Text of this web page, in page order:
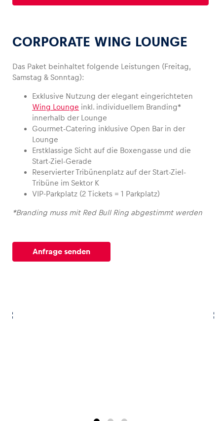
Alle anzeigen
Glossar
CORPORATE WING LOUNGE
Das Paket beinhaltet folgende Leistungen (Freitag,
Samstag & Sonntag):
Exklusive Nutzung der elegant eingerichteten
Wing Lounge inkl. individuellem Branding*
innerhalb der Lounge
Gourmet-Catering inklusive Open Bar in der
Lounge
Erstklassige Sicht auf die Boxengasse und die
Start-Ziel-Gerade
Reservierter Tribünenplatz auf der Start-Ziel-
Tribüne im Sektor K
VIP-Parkplatz (2 Tickets = 1 Parkplatz)
*Branding muss mit Red Bull Ring abgestimmt werden
Anfrage senden